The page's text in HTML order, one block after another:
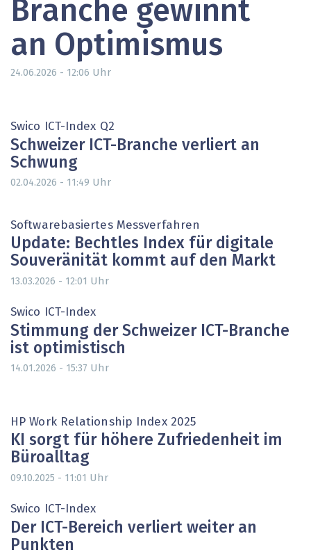
Branche gewinnt
an Optimismus
24.06.2026 - 12:06 Uhr
Swico ICT-Index Q2
Schweizer ICT-Branche verliert an
Schwung
02.04.2026 - 11:49 Uhr
Softwarebasiertes Messverfahren
Update: Bechtles Index für digitale
Souveränität kommt auf den Markt
13.03.2026 - 12:01 Uhr
Swico ICT-Index
Stimmung der Schweizer ICT-Branche
ist optimistisch
14.01.2026 - 15:37 Uhr
HP Work Relationship Index 2025
KI sorgt für höhere Zufriedenheit im
Büroalltag
09.10.2025 - 11:01 Uhr
Swico ICT-Index
Der ICT-Bereich verliert weiter an
Punkten